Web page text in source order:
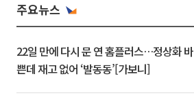
주요뉴스
22일 만에 다시 문 연 홈플러스…정상화 바
쁜데 재고 없어 ‘발동동’[가보니]